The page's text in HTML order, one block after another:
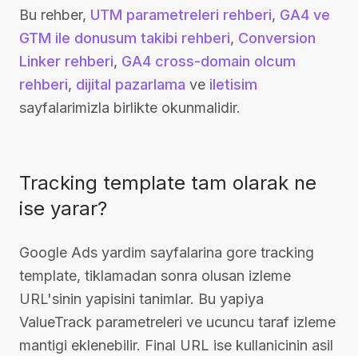
Bu rehber, UTM parametreleri rehberi, GA4 ve
GTM ile donusum takibi rehberi, Conversion
Linker rehberi, GA4 cross-domain olcum
rehberi, dijital pazarlama ve iletisim
sayfalarimizla birlikte okunmalidir.
Tracking template tam olarak ne
ise yarar?
Google Ads yardim sayfalarina gore tracking
template, tiklamadan sonra olusan izleme
URL'sinin yapisini tanimlar. Bu yapiya
ValueTrack parametreleri ve ucuncu taraf izleme
mantigi eklenebilir. Final URL ise kullanicinin asil